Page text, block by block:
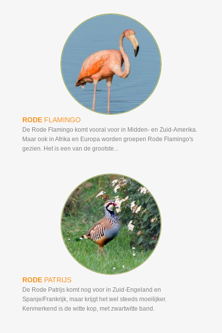
RODEFLAMINGO
De Rode Flamingo komt vooral voor in Midden- en Zuid-Amerika.
Maar ook in Afrika en Europa worden groepen Rode Flamingo's
gezien. Het is een van de grootste...
RODEPATRIJS
De Rode Patrijs komt nog voor in Zuid-Engeland en
Spanje/Frankrijk, maar krijgt het wel steeds moeilijker.
Kenmerkend is de witte kop, met zwartwitte band.